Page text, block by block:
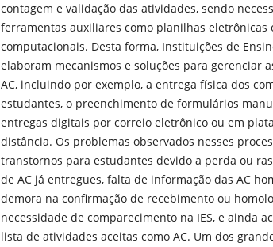
contagem e validação das atividades, sendo
ferramentas auxiliares como planilhas eletrônicas
computacionais. Desta forma, Instituições de
elaboram mecanismos e soluções para gerenciar
AC, incluindo por exemplo, a entrega física dos
estudantes, o preenchimento de formulários
entregas digitais por correio eletrônico ou em
distância. Os problemas observados nesses
transtornos para estudantes devido a perda ou
de AC já entregues, falta de informação das AC
demora na confirmação de recebimento ou
necessidade de comparecimento na IES, e ainda
lista de atividades aceitas como AC. Um dos